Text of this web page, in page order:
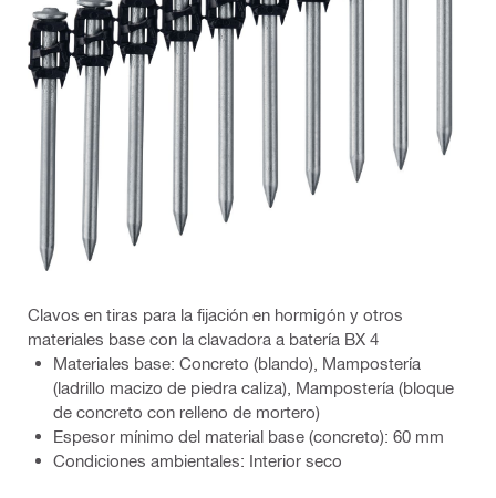
Clavos en tiras para la fijación en hormigón y otros
materiales base con la clavadora a batería BX 4
Materiales base: Concreto (blando), Mampostería
(ladrillo macizo de piedra caliza), Mampostería (bloque
de concreto con relleno de mortero)
Espesor mínimo del material base (concreto): 60 mm
Condiciones ambientales: Interior seco